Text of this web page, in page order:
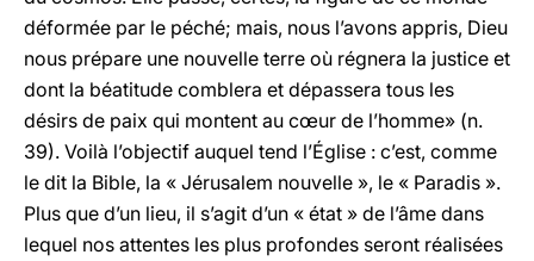
déformée par le péché; mais, nous l’avons appris, Dieu
nous prépare une nouvelle terre où régnera la justice et
dont la béatitude comblera et dépassera tous les
désirs de paix qui montent au cœur de l’homme» (n.
39). Voilà l’objectif auquel tend l’Église : c’est, comme
le dit la Bible, la « Jérusalem nouvelle », le « Paradis ».
Plus que d’un lieu, il s’agit d’un « état » de l’âme dans
lequel nos attentes les plus profondes seront réalisées